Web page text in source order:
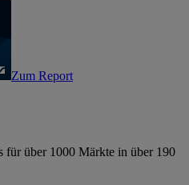
Zum Report
für über 1000 Märkte in über 190